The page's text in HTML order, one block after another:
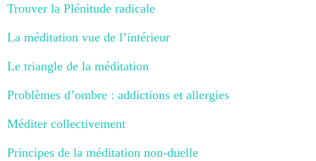
Trouver la Plénitude radicale
La méditation vue de l’intérieur
Le triangle de la méditation
Problèmes d’ombre : addictions et allergies
Méditer collectivement
Principes de la méditation non-duelle